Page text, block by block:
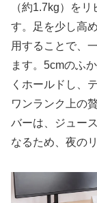
（約1.7kg）を
す。足を少し高
用することで、
ます。5cmのふ
くホールドし、
ワンランク上の
バーは、ジュー
なるため、夜の